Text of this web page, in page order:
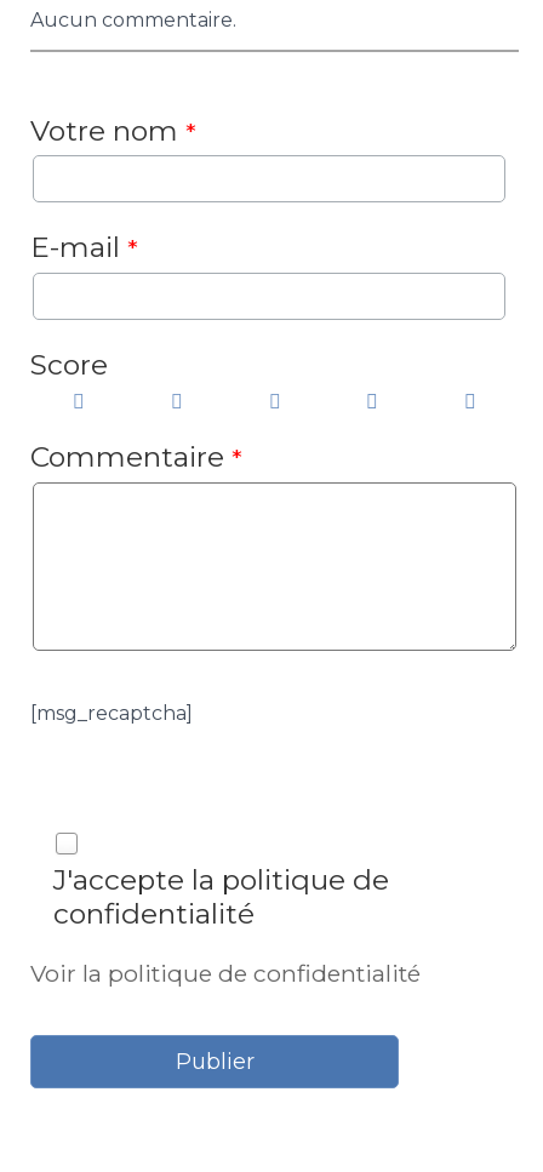
Aucun commentaire.
Votre nom *
E-mail *
Score
Commentaire *
[msg_recaptcha]
J'accepte la politique de
confidentialité
Voir la politique de confidentialité